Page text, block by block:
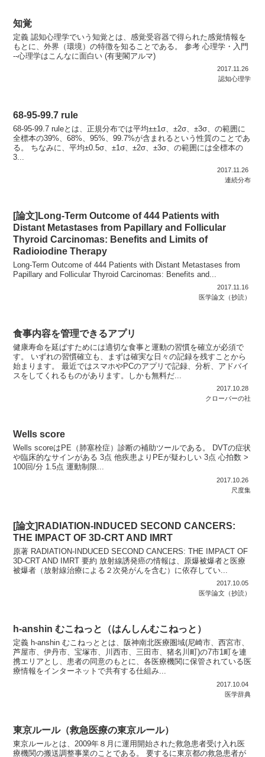
知覚
定義 認知心理学でいう知覚とは、感覚受容器で得られた感覚情報を
もとに、外界（環境）の特徴を知ることである。 参考 心理学・入門
--心理学はこんなに面白い (有斐閣アルマ)
2017.11.26
認知心理学
68-95-99.7 rule
68-95-99.7 ruleとは、正規分布では平均±±1σ、±2σ、±3σ、の範囲に
全標本の39%、68%、95%、99.7%が含まれるという性質のことであ
る。 ちなみに、平均±0.5σ、±1σ、±2σ、±3σ、の範囲には全標本の
3...
2017.11.26
連続分布
[論文]Long-Term Outcome of 444 Patients with
Distant Metastases from Papillary and Follicular
Thyroid Carcinomas: Benefits and Limits of
Radioiodine Therapy
Long-Term Outcome of 444 Patients with Distant Metastases from
Papillary and Follicular Thyroid Carcinomas: Benefits and...
2017.11.16
医学論文（抄読）
食事内容を管理できるアプリ
健康寿命を延ばすためには適切な食事と運動の習慣を確立が必須で
す。 いずれの習慣確立も、まずは確実な日々の記録を残すことから
始まります。 最近ではスマホやPCのアプリで記録、分析、アドバイ
スをしてくれるものがあります。しかも無料だ...
2017.10.28
クローバーの社
Wells score
Wells scoreはPE（肺塞栓症）診断の補助ツールである。 DVTの症状
や臨床的なサインがある 3点 他疾患よりPEが疑わしい 3点 心拍数 >
100回/分 1.5点 運動制限...
2017.10.26
尺度集
[論文]RADIATION-INDUCED SECOND CANCERS:
THE IMPACT OF 3D-CRT AND IMRT
原著 RADIATION-INDUCED SECOND CANCERS: THE IMPACT OF
3D-CRT AND IMRT 要約 放射線誘発癌の情報は、原爆被爆者と医療
被爆者（放射線治療による２次発がんを含む）に依存してい...
2017.10.05
医学論文（抄読）
h-anshin むこねっと（はんしんむこねっと）
定義 h-anshin むこねっととは、阪神南北医療圏域(尼崎市、西宮市、
芦屋市、伊丹市、宝塚市、川西市、三田市、猪名川町)の7市1町を連
携エリアとし、患者の同意のもとに、各医療機関に保管されている医
療情報をインターネットで共有する仕組み...
2017.10.04
医学辞典
東京ルール（救急医療の東京ルール）
東京ルールとは、2009年８月に運用開始された救急患者受け入れ医
療機関の搬送調整事業のことである。 要するに東京都の救急患者が